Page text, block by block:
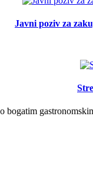
Javni poziv za
bogatim